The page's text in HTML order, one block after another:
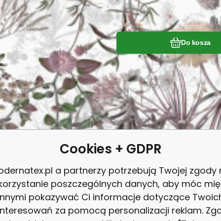
Do kosza
Tkanina obiciowa welurowa
Kod:VELLUTO13
EAN:8595721021967
Dostaniesz1.00
36.20zł
W magazynie 19.88
materiałowy: Gramatura: Szerokość:
Cookies + GDPR
a partnerzy potrzebują Twojej zgody
poszczególnych danych, aby móc
pokazywać Ci informacje dotyczące
za pomocą personalizacji reklam.